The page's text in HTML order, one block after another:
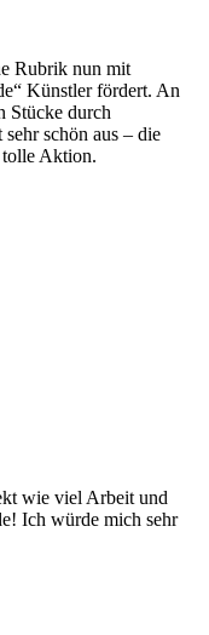
Rubrik nun mit
Künstler fördert. An
Stücke durch
schön aus – die
tolle Aktion.
wie viel Arbeit und
Ich würde mich sehr